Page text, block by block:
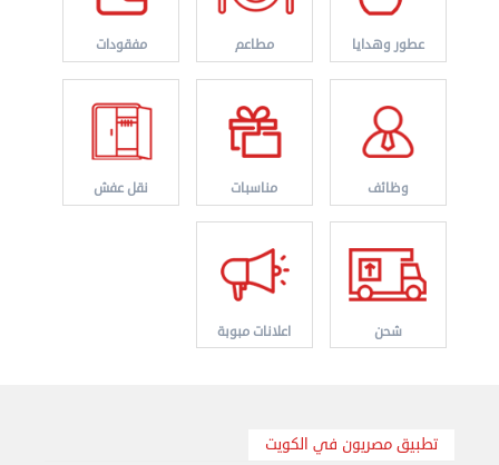
نقل عفش الكويت 50767633 هاف لوري نقل أغراض ...
نقل عفش الكويت 50636444 فك وتركيب ايكيا محلي ...
الإثنين 26 أغسطس 2024 11:31 ص
عطور وهدايا مطاعم مفقودات
وظائف مناسبات نقل عفش
شحن اعلانات مبوبة
تطبيق مصريون في الكويت